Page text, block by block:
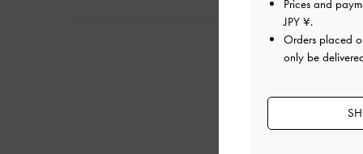
Prices and
JPY ¥.
Orders placed
only be